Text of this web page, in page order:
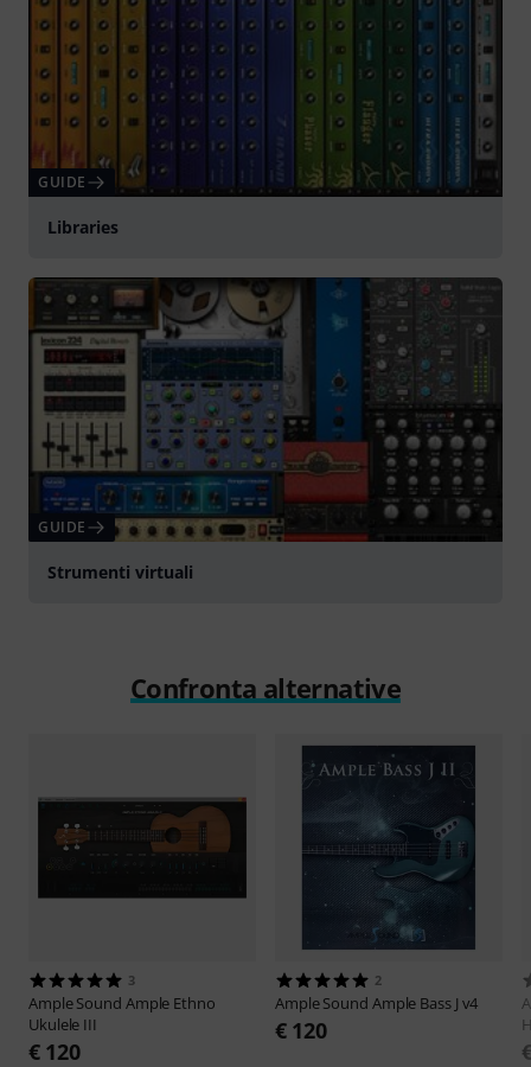
GUIDE
Libraries
GUIDE
Strumenti virtuali
Confronta alternative
3
Ample Sound Ample Ethno
Ukulele III
€ 120
2
Ample Sound Ample Bass J v4
€ 120